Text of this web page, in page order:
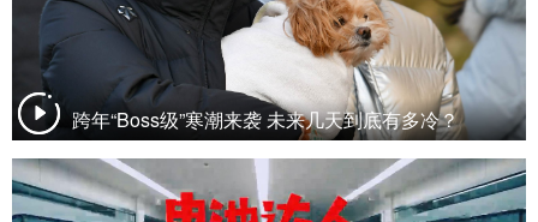
跨年“Boss级”寒潮来袭 未来几天到底有多冷？